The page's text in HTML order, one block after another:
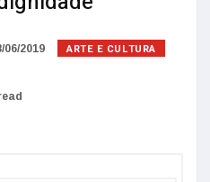
06/2019 ARTE E CULTURA